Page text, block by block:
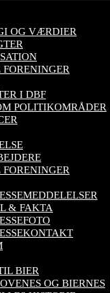
OG VÆRDIER
I DBF
POLITIKOMRÅDER
& FAKTA
BIER
OG BIERNES